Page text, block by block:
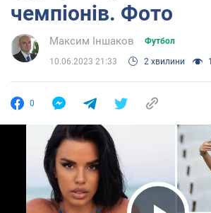
чемпіонів. Фото
Максим Іншаков Футбол
10.06.2023 21:33 2 хвилини
0